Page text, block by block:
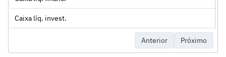
Caixa líq. invest.
Anterior Próximo